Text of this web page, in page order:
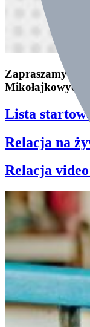
Zapraszamy do
Mikołajkowych
Lista startowa
Relacja na
Relacja video